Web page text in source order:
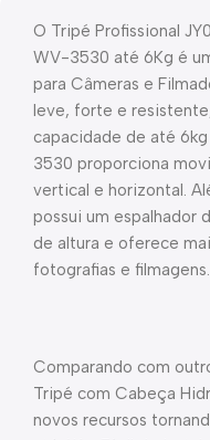
O Tripé Profissional
WV-3530 até 6Kg é
para Câmeras e
leve, forte e
capacidade de até
3530 proporciona
vertical e horizontal.
possui um espalhador
de altura e oferece
fotografias e filmagens.
Comparando com
Tripé com Cabeça
novos recursos